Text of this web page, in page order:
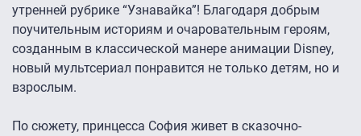
утренней рубрике “Узнавайка”! Благодаря добрым
поучительным историям и очаровательным героям,
созданным в классической манере анимации Disney,
новый мультсериал понравится не только детям, но и
взрослым.
По сюжету, принцесса София живет в сказочно-